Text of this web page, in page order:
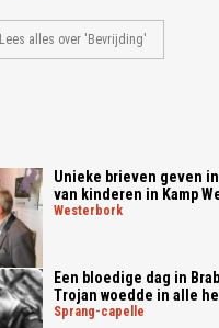
Lees alles over 'Bevrijding'
Unieke brieven geven
van kinderen in Kamp
westerbork
Een bloedige dag in
Trojan woedde in alle
sprang-capelle